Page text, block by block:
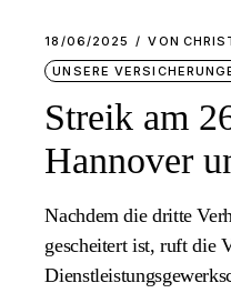
18/06/2025 VON
UNSERE
Streik am
Hannover
Nachdem die dritte
gescheitert ist, ruft die